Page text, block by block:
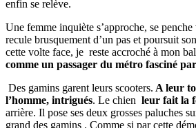
enfin se relève.
Une femme inquiète s’approche, se
recule brusquement d’un pas et poursuit
cette volte face, je reste accroché à mon
comme un passager du métro fasciné
Des gamins garent leurs scooters. A leur
l’homme, intrigués. Le chien leur fait la
arrière. Il pose ses deux grosses paluches
grand des gamins . Comme si par cette